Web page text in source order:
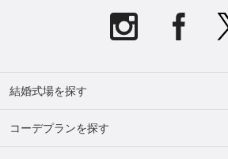
結婚式場を探す
コーデプランを探す